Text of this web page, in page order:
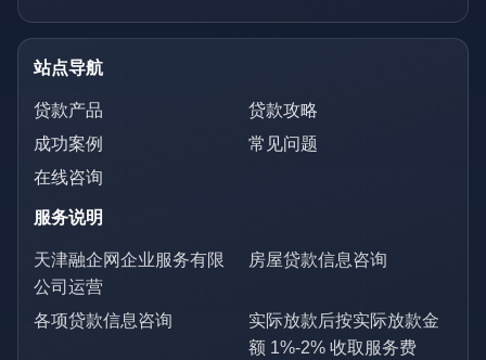
站点导航
贷款产品
贷款攻略
成功案例
常见问题
在线咨询
服务说明
天津融企网企业服务有限
公司运营
房屋贷款信息咨询
各项贷款信息咨询
实际放款后按实际放款金
额 1%-2% 收取服务费